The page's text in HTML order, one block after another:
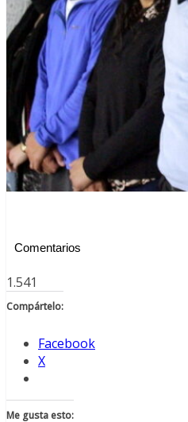
Comentarios
1.541
Compártelo:
Facebook
X
Me gusta esto: